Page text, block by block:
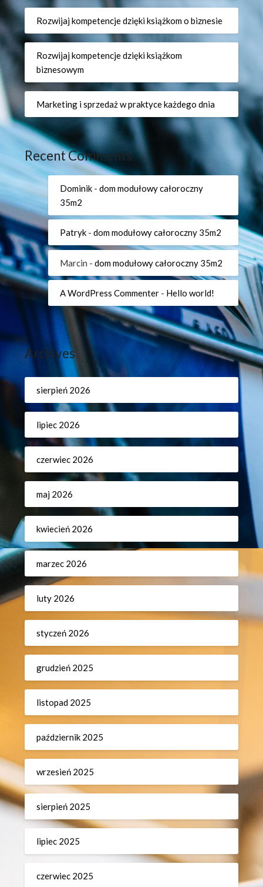
Rozwijaj kompetencje dzięki książkom o biznesie
Rozwijaj kompetencje dzięki książkom
biznesowym
Marketing i sprzedaż w praktyce każdego dnia
Recent Comments
Dominik -dom modułowy całoroczny
35m2
Patryk -dom modułowy całoroczny 35m2
Marcin -dom modułowy całoroczny 35m2
A WordPress Commenter - Hello world!
Archives
sierpień 2026
lipiec 2026
czerwiec 2026
maj 2026
kwiecień 2026
marzec 2026
luty 2026
styczeń 2026
grudzień 2025
listopad 2025
październik 2025
wrzesień 2025
sierpień 2025
lipiec 2025
czerwiec 2025